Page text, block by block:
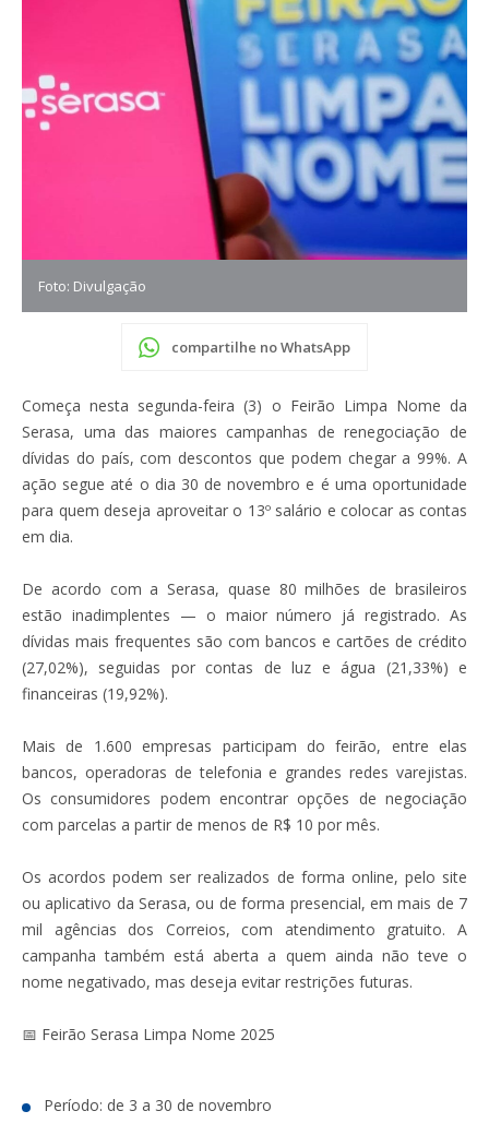
Foto: Divulgação
compartilhe no WhatsApp
Começa nesta segunda-feira (3) o Feirão Limpa Nome da
Serasa, uma das maiores campanhas de renegociação de
dívidas do país, com descontos que podem chegar a 99%. A
ação segue até o dia 30 de novembro e é uma oportunidade
para quem deseja aproveitar o 13º salário e colocar as contas
em dia.
De acordo com a Serasa, quase 80 milhões de brasileiros
estão inadimplentes — o maior número já registrado. As
dívidas mais frequentes são com bancos e cartões de crédito
(27,02%), seguidas por contas de luz e água (21,33%) e
financeiras (19,92%).
Mais de 1.600 empresas participam do feirão, entre elas
bancos, operadoras de telefonia e grandes redes varejistas.
Os consumidores podem encontrar opções de negociação
com parcelas a partir de menos de R$ 10 por mês.
Os acordos podem ser realizados de forma online, pelo site
ou aplicativo da Serasa, ou de forma presencial, em mais de 7
mil agências dos Correios, com atendimento gratuito. A
campanha também está aberta a quem ainda não teve o
nome negativado, mas deseja evitar restrições futuras.
📅 Feirão Serasa Limpa Nome 2025
Período: de 3 a 30 de novembro